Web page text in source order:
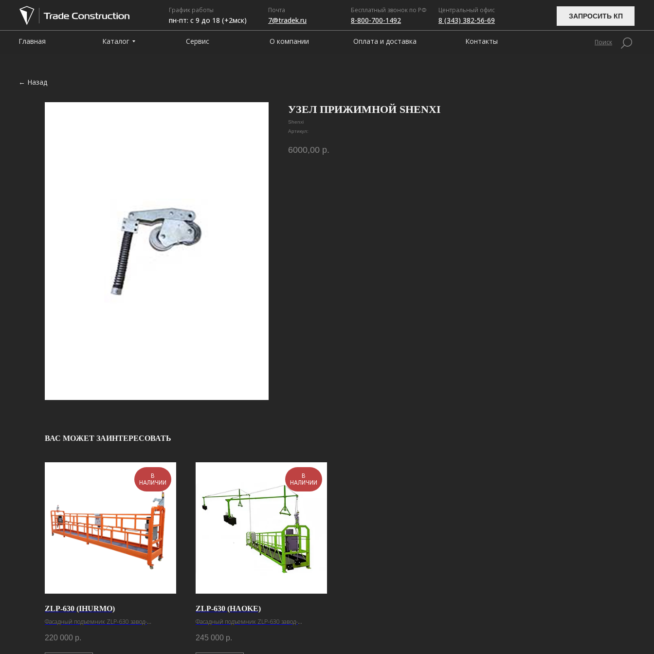
8-800-700-1492
7@tradek.ru
Центральный офис
Поиск
Бесплатный звонок по РФ
Почта
График работы
пн-пт: с 9 до 18 (+2мск) ЗАПРОСИТЬ КП
8 (343) 382-56-69
Главная Каталог Сервис О компании Оплата и доставка Контакты
← Назад
УЗЕЛ ПРИЖИМНОЙ SHENXI
Shenxi
Артикул:
6000,00 р.
ВАС МОЖЕТ ЗАИНТЕРЕСОВАТЬ
В
НАЛИЧИИ
ZLP-630 (IHURMO)
Фасадный подъемник ZLP-630 завод-
220 000 р.
В
НАЛИЧИИ
ZLP-630 (HAOKE)
Фасадный подъемник ZLP-630 завод-
245 000 р.